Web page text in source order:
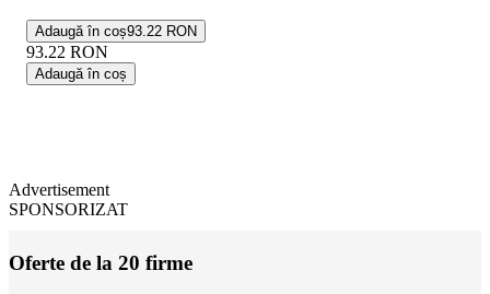
Adaugă în coș93.22 RON
93.22 RON
Adaugă în coș
Advertisement
SPONSORIZAT
Oferte de la 20 firme